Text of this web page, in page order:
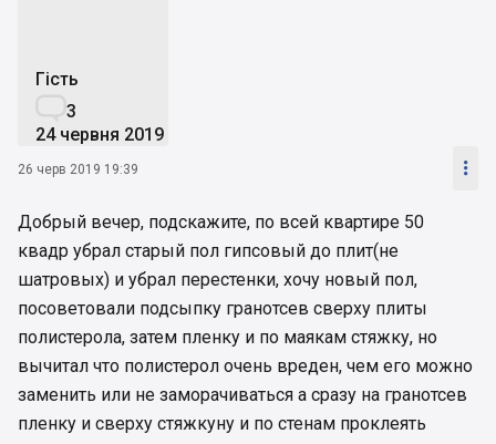
Гість
3
24 червня 2019
26 черв 2019 19:39 
Добрый вечер, подскажите, по всей квартире 50
квадр убрал старый пол гипсовый до плит(не
шатровых) и убрал перестенки, хочу новый пол,
посоветовали подсыпку гранотсев сверху плиты
полистерола, затем пленку и по маякам стяжку, но
вычитал что полистерол очень вреден, чем его можно
заменить или не заморачиваться а сразу на гранотсев
пленку и сверху стяжкуну и по стенам проклеять